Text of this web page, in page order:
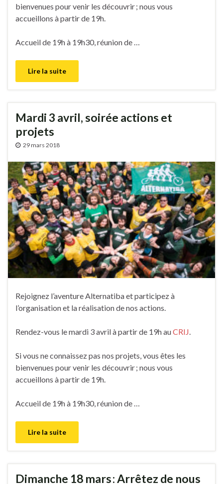
bienvenues pour venir les découvrir ; nous vous
accueillons à partir de 19h.
Accueil de 19h à 19h30, réunion de …
Lire la suite
Mardi 3 avril, soirée actions et
projets
29 mars 2018
Rejoignez l’aventure Alternatiba et participez à
l’organisation et la réalisation de nos actions.
Rendez-vous le mardi 3 avril à partir de 19h auCRIJ.
Si vous ne connaissez pas nos projets, vous êtes les
bienvenues pour venir les découvrir ; nous vous
accueillons à partir de 19h.
Accueil de 19h à 19h30, réunion de …
Lire la suite
Dimanche 18 mars : Arrêtez de nous